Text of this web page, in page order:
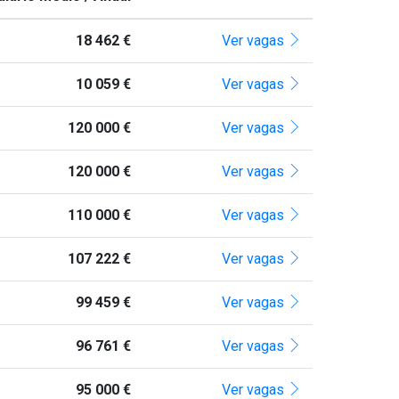
18 462 € Ver vagas
10 059 € Ver vagas
120 000 € Ver vagas
120 000 € Ver vagas
110 000 € Ver vagas
107 222 € Ver vagas
99 459 € Ver vagas
96 761 € Ver vagas
95 000 € Ver vagas